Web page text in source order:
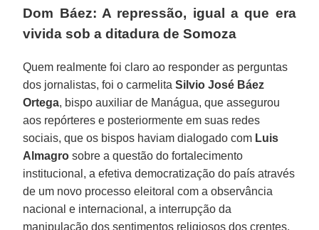
Dom Báez: A repressão, igual a que era
vivida sob a ditadura de Somoza
Quem realmente foi claro ao responder as perguntas
dos jornalistas, foi o carmelitaSilvio José Báez
Ortega, bispo auxiliar de Manágua, que assegurou
aos repórteres e posteriormente em suas redes
sociais, que os bispos haviam dialogado com Luis
Almagro sobre a questão do fortalecimento
institucional, a efetiva democratização do país através
de um novo processo eleitoral com a observância
nacional e internacional, a interrupção da
manipulação dos sentimentos religiosos dos crentes,